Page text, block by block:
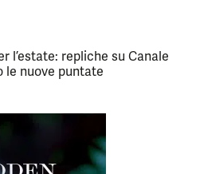
l’estate: repliche su Canale
le nuove puntate